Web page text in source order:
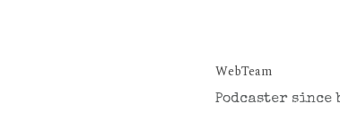
WebTeam
Podcaster